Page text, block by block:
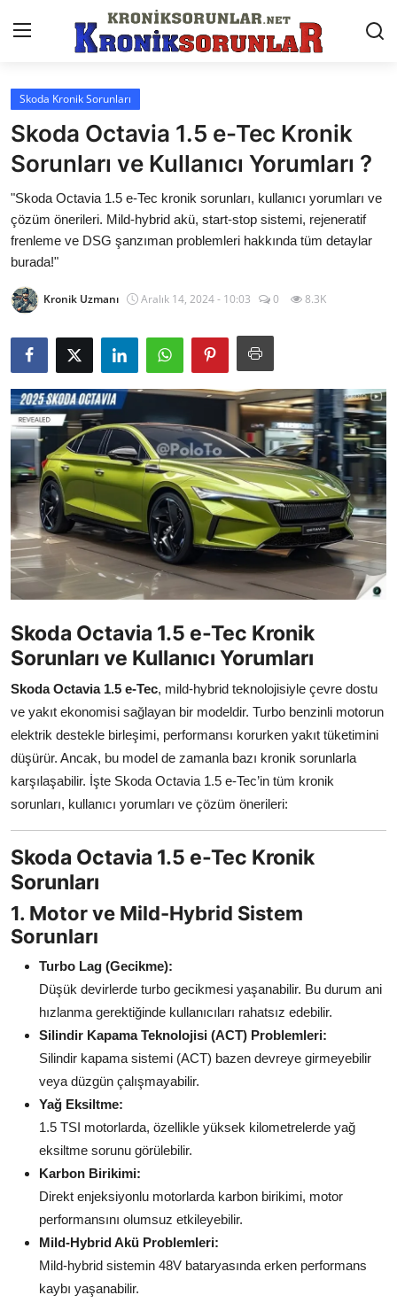
Anasayfa
Markalar
İletişim
Trafik & Cezalar
Sigorta & Kasko
Vergi & ÖTV & MTV
Muayene & Ruhsat
Sorgulamalar
İkinci El & Alım-Satım
Bakım & Arıza Çözümleri
Elektrikli & Hibrit
Kiralama & Filo
Sürüş & Güvenlik
Yağlar & Sıvılar
LPG & Yakıt
Elektrik & Akü
Klima & Konfor
Aydınlatma & Görüş
Şanzıman & Aktarma
Dizel Sistemler
Multimedya & Elektronik
Skoda Kronik Sorunları
Skoda Octavia 1.5 e-Tec Kronik
Sorunları ve Kullanıcı Yorumları ?
"Skoda Octavia 1.5 e-Tec kronik sorunları, kullanıcı yorumları ve
çözüm önerileri. Mild-hybrid akü, start-stop sistemi, rejeneratif
frenleme ve DSG şanzıman problemleri hakkında tüm detaylar
burada!"
Kronik Uzmanı Aralık 14, 2024 - 10:03 0 8.3K
Skoda Octavia 1.5 e-Tec Kronik
Sorunları ve Kullanıcı Yorumları
Skoda Octavia 1.5 e-Tec, mild-hybrid teknolojisiyle çevre dostu
ve yakıt ekonomisi sağlayan bir modeldir. Turbo benzinli motorun
elektrik destekle birleşimi, performansı korurken yakıt tüketimini
düşürür. Ancak, bu model de zamanla bazı kronik sorunlarla
karşılaşabilir. İşte Skoda Octavia 1.5 e-Tec’in tüm kronik
sorunları, kullanıcı yorumları ve çözüm önerileri:
Skoda Octavia 1.5 e-Tec Kronik
Sorunları
1. Motor ve Mild-Hybrid Sistem
Sorunları
Turbo Lag (Gecikme):
Düşük devirlerde turbo gecikmesi yaşanabilir. Bu durum ani
hızlanma gerektiğinde kullanıcıları rahatsız edebilir.
Silindir Kapama Teknolojisi (ACT) Problemleri:
Silindir kapama sistemi (ACT) bazen devreye girmeyebilir
veya düzgün çalışmayabilir.
Yağ Eksiltme:
1.5 TSI motorlarda, özellikle yüksek kilometrelerde yağ
eksiltme sorunu görülebilir.
Karbon Birikimi:
Direkt enjeksiyonlu motorlarda karbon birikimi, motor
performansını olumsuz etkileyebilir.
Mild-Hybrid Akü Problemleri:
Mild-hybrid sistemin 48V bataryasında erken performans
kaybı yaşanabilir.